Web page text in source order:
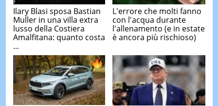
Ilary Blasi sposa Bastian
Muller in una villa extra
lusso della Costiera
Amalfitana: quanto costa
...
L'errore che molti fanno
con l'acqua durante
l'allenamento (e in estate
è ancora più rischioso)